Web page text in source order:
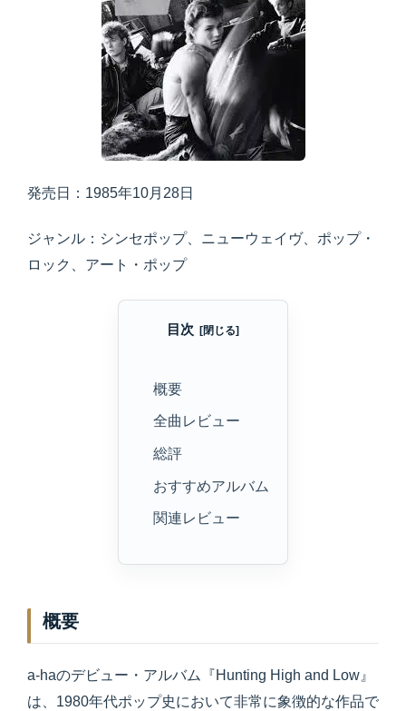
発売日：1985年10月28日
ジャンル：シンセポップ、ニューウェイヴ、ポップ・
ロック、アート・ポップ
目次
概要
全曲レビュー
総評
おすすめアルバム
関連レビュー
概要
a-haのデビュー・アルバム『Hunting High and Low』
は、1980年代ポップ史において非常に象徴的な作品で